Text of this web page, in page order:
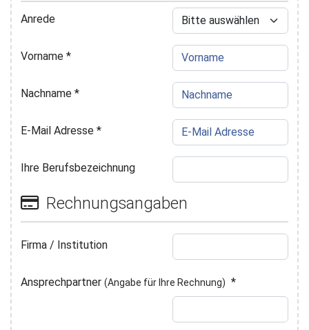
Anrede
Vorname*
Nachname*
E-Mail Adresse*
Ihre Berufsbezeichnung
Rechnungsangaben
Firma / Institution
Ansprechpartner (Angabe für Ihre Rechnung) *